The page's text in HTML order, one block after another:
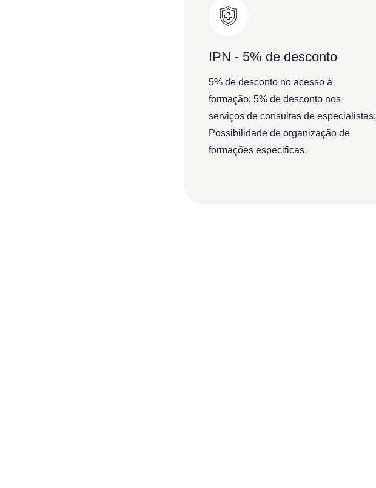
IPN - 5% de desconto
5% de desconto no acesso à
formação; 5% de desconto nos
serviços de consultas de especialistas;
Possibilidade de organização de
formações especificas.